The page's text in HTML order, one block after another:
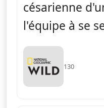
césarienne
l'équipe à se
130